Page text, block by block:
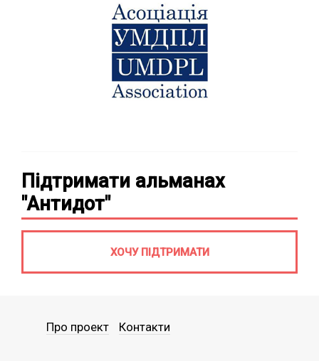
Підтримати альманах
"Антидот"
ХОЧУ ПІДТРИМАТИ
Про проект Контакти